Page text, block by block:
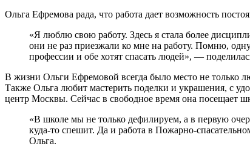
Ольга Ефремова рада, что работа дает возможность
«Я люблю свою работу. Здесь я стала более
они не раз приезжали ко мне на работу. Помню,
профессии и обе хотят спасать людей», —
В жизни Ольги Ефремовой всегда было место не только
Также Ольга любит мастерить поделки и украшения, с
центр Москвы. Сейчас в свободное время она посещает
«В школе мы не только дефилируем, а в первую
куда-то спешит. Да и работа в Пожарно-
Ольга.